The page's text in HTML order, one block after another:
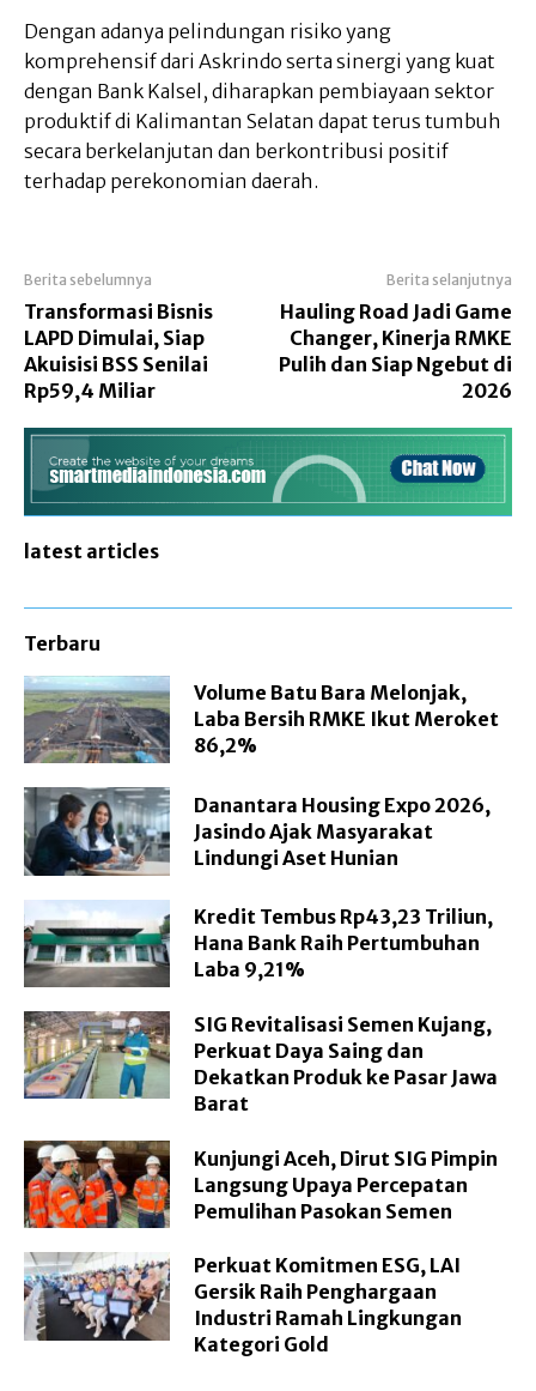
Dengan adanya pelindungan risiko yang
komprehensif dari Askrindo serta sinergi yang kuat
dengan Bank Kalsel, diharapkan pembiayaan sektor
produktif di Kalimantan Selatan dapat terus tumbuh
secara berkelanjutan dan berkontribusi positif
terhadap perekonomian daerah.
Berita sebelumnya
Transformasi Bisnis
LAPD Dimulai, Siap
Akuisisi BSS Senilai
Rp59,4 Miliar
Berita selanjutnya
Hauling Road Jadi Game
Changer, Kinerja RMKE
Pulih dan Siap Ngebut di
2026
latest articles
Terbaru
Volume Batu Bara Melonjak,
Laba Bersih RMKE Ikut Meroket
86,2%
Danantara Housing Expo 2026,
Jasindo Ajak Masyarakat
Lindungi Aset Hunian
Kredit Tembus Rp43,23 Triliun,
Hana Bank Raih Pertumbuhan
Laba 9,21%
SIG Revitalisasi Semen Kujang,
Perkuat Daya Saing dan
Dekatkan Produk ke Pasar Jawa
Barat
Kunjungi Aceh, Dirut SIG Pimpin
Langsung Upaya Percepatan
Pemulihan Pasokan Semen
Perkuat Komitmen ESG, LAI
Gersik Raih Penghargaan
Industri Ramah Lingkungan
Kategori Gold